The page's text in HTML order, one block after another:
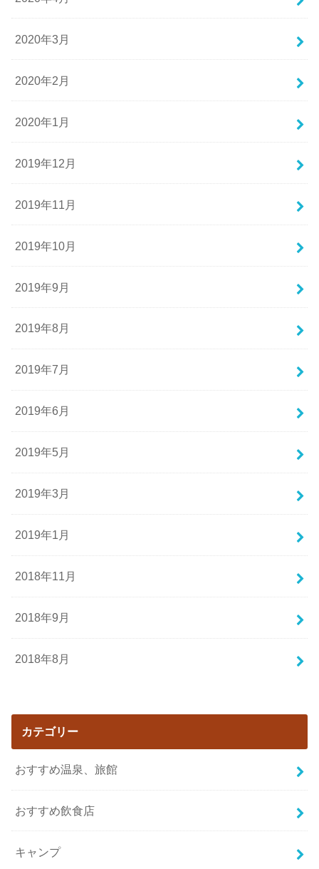
2020年3月
2020年2月
2020年1月
2019年12月
2019年11月
2019年10月
2019年9月
2019年8月
2019年7月
2019年6月
2019年5月
2019年3月
2019年1月
2018年11月
2018年9月
2018年8月
カテゴリー
おすすめ温泉、旅館
おすすめ飲食店
キャンプ